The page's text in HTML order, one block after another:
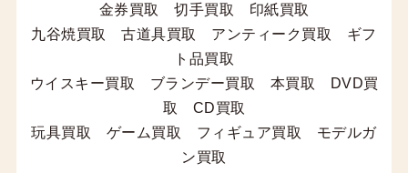
金券買取 切手買取 印紙買取
九谷焼買取 古道具買取 アンティーク買取 ギフ
ト品買取
ウイスキー買取 ブランデー買取 本買取 DVD買
取 CD買取
玩具買取 ゲーム買取 フィギュア買取 モデルガ
ン買取